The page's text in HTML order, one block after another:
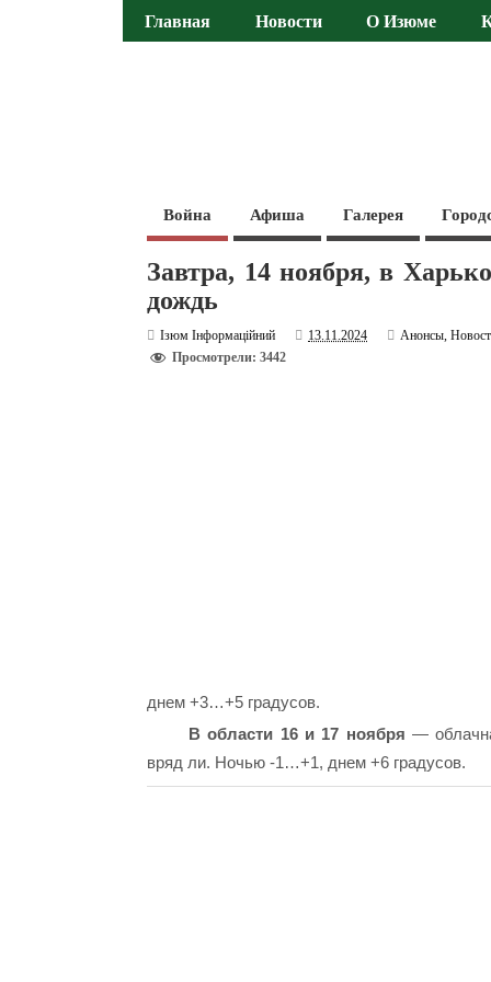
Главная Новости О Изюме
Война Афиша Галерея
Завтра, 14 ноября, в
дождь
Ізюм Інформаційний 13.11.2024 Анонсы,
Просмотрели: 3442
днем ​​+3…+5 градусов.
В области 16 и 17 ноября —
вряд ли. Ночью -1…+1, днем ​​+6 градусов.